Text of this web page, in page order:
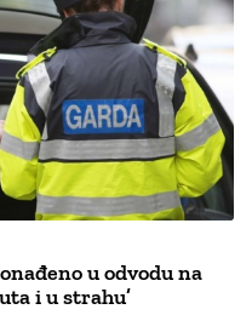
u odvodu na
i u strahu’